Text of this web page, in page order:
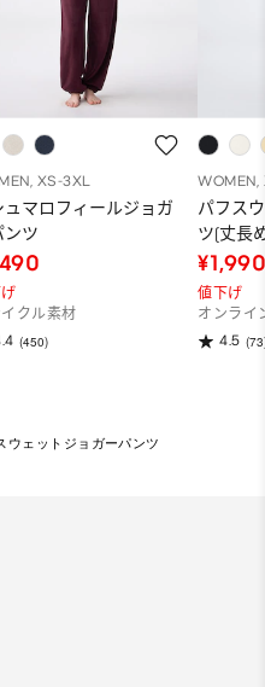
XS-3XL
ュマロフィールジョガ
ンツ
クル素材
(450)
WOMEN,
パフス
ツ(丈長
値下げ
オンライ
4.5
ウェットジョガーパンツ